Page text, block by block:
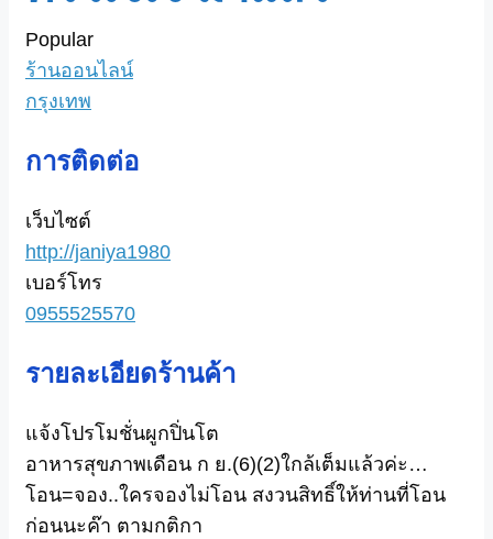
Popular
ร้านออนไลน์
กรุงเทพ
การติดต่อ
เว็บไซต์
http://janiya1980
เบอร์โทร
0955525570
รายละเอียดร้านค้า
แจ้งโปรโมชั่นผูกปิ่นโต
อาหารสุขภาพเดือน ก ย.(6)(2)ใกล้เต็มแล้วค่ะ…
โอน=จอง..ใครจองไม่โอน สงวนสิทธิ์ให้ท่านที่โอน
ก่อนนะค๊า ตามกติกา